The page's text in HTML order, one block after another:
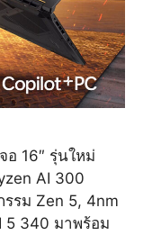
อ 16″ รุ่นใหม่
AI 300
รรม Zen 5, 4nm
5 340 มาพร้อม